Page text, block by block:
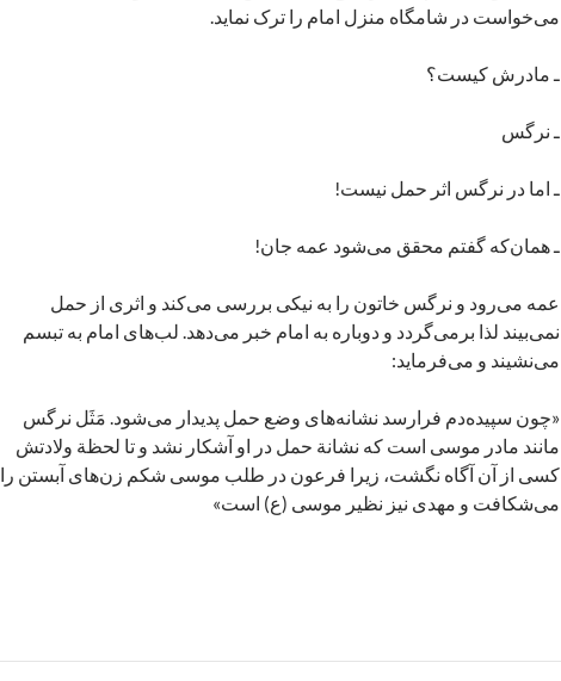
می‌خواست در شامگاه منزل امام را ترک نماید.
ـ مادرش کیست؟
ـ نرگس
ـ اما در نرگس اثر حمل نیست!
ـ همان‌که گفتم محقق می‌شود عمه جان!
عمه می‌رود و نرگس خاتون را به نیکی بررسی می‌کند و اثری از حمل
نمی‌بیند لذا برمی‌گردد و دوباره به امام خبر می‌دهد. لب‌های امام به تبسم
می‌نشیند و می‌فرماید:
«چون سپیده‌دم فرارسد نشانه‌های وضع حمل پدیدار می‌شود. مَثَل نرگس
مانند مادر موسی است که نشانة حمل در او آشکار نشد و تا لحظة ولادتش
کسی از آن آگاه نگشت، زیرا فرعون در طلب موسی شکم زن‌های آبستن را
می‌شکافت و مهدی نیز نظیر موسی (ع) است»